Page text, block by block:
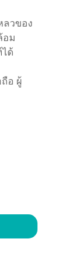
ลวของ
อม
ด้
อ ผู้